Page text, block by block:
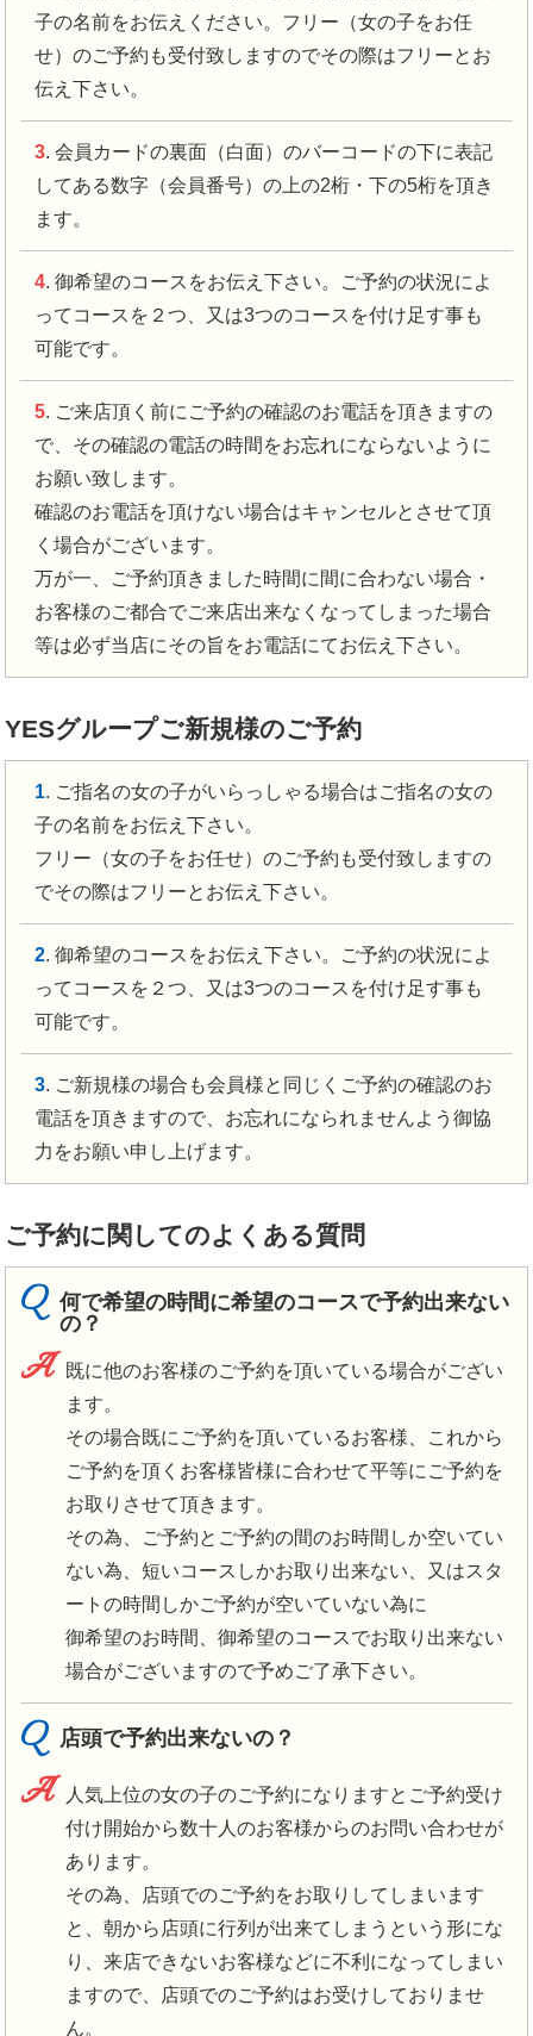
子の名前をお伝えください。フリー（女の子をお任
せ）のご予約も受付致しますのでその際はフリーとお
伝え下さい。
3. 会員カードの裏面（白面）のバーコードの下に表記
してある数字（会員番号）の上の2桁・下の5桁を頂き
ます。
4. 御希望のコースをお伝え下さい。ご予約の状況によ
ってコースを２つ、又は3つのコースを付け足す事も
可能です。
5. ご来店頂く前にご予約の確認のお電話を頂きますの
で、その確認の電話の時間をお忘れにならないように
お願い致します。
確認のお電話を頂けない場合はキャンセルとさせて頂
く場合がございます。
万が一、ご予約頂きました時間に間に合わない場合・
お客様のご都合でご来店出来なくなってしまった場合
等は必ず当店にその旨をお電話にてお伝え下さい。
YESグループご新規様のご予約
1. ご指名の女の子がいらっしゃる場合はご指名の女の
子の名前をお伝え下さい。
フリー（女の子をお任せ）のご予約も受付致しますの
でその際はフリーとお伝え下さい。
2. 御希望のコースをお伝え下さい。ご予約の状況によ
ってコースを２つ、又は3つのコースを付け足す事も
可能です。
3. ご新規様の場合も会員様と同じくご予約の確認のお
電話を頂きますので、お忘れになられませんよう御協
力をお願い申し上げます。
ご予約に関してのよくある質問
Q 何で希望の時間に希望のコースで予約出来ない
の？
A
既に他のお客様のご予約を頂いている場合がござい
ます。
その場合既にご予約を頂いているお客様、これから
ご予約を頂くお客様皆様に合わせて平等にご予約を
お取りさせて頂きます。
その為、ご予約とご予約の間のお時間しか空いてい
ない為、短いコースしかお取り出来ない、又はスタ
ートの時間しかご予約が空いていない為に
御希望のお時間、御希望のコースでお取り出来ない
場合がございますので予めご了承下さい。
Q 店頭で予約出来ないの？
A
人気上位の女の子のご予約になりますとご予約受け
付け開始から数十人のお客様からのお問い合わせが
あります。
その為、店頭でのご予約をお取りしてしまいます
と、朝から店頭に行列が出来てしまうという形にな
り、来店できないお客様などに不利になってしまい
ますので、店頭でのご予約はお受けしておりませ
ん。